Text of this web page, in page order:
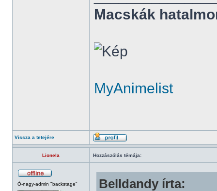
Macskák
MyAnimelist
Vissza a tetejére
Lionela Hozzászólás témája:
Ó-nagy-admin "backstage" Belldandy írta: